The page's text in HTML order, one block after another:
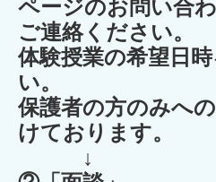
ページのお問い合
ご連絡ください。
体験授業の希望日
い。
保護者の方のみへ
けております。
↓